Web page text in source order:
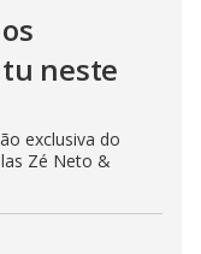
neste
exclusiva do
Zé Neto &